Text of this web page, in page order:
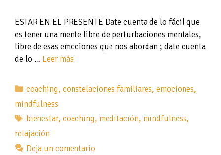
ESTAR EN EL PRESENTE Date cuenta de lo fácil que
es tener una mente libre de perturbaciones mentales,
libre de esas emociones que nos abordan ; date cuenta
de lo … Leer más
Categorías
coaching,constelaciones familiares,emociones,
mindfulness
Etiquetas
bienestar,coaching, meditación, mindfulness,
relajación
Deja un comentario